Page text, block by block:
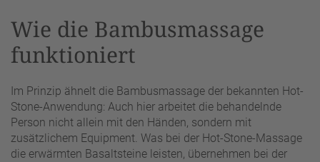
Wie die Bambusmassage
funktioniert
Im Prinzip ähnelt die Bambusmassage der bekannten Hot-
Stone-Anwendung: Auch hier arbeitet die behandelnde
Person nicht allein mit den Händen, sondern mit
zusätzlichem Equipment. Was bei der Hot-Stone-Massage
die erwärmten Basaltsteine leisten, übernehmen bei der